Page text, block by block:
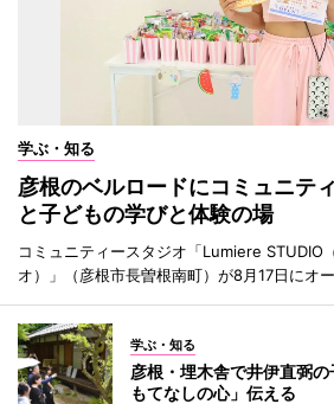
学ぶ・知る
彦根のベルロードにコミュニテ
と子どもの学びと体験の場
コミュニティースタジオ「Lumiere STUDIO
オ）」（彦根市長曽根南町）が8月17日にオー
学ぶ・知る
彦根・埋木舎で井伊直弼
もてなしの心」伝える